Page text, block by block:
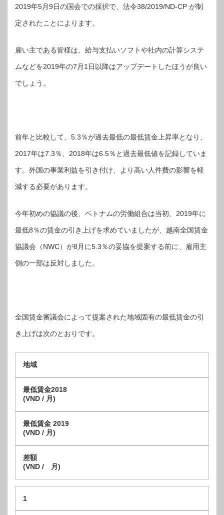
2019年5月9日の国会での採択で、法令38/2019/ND-CP が制
定されたことによります。
雇い主である皆様は、給与支払いソフトや社内の計算システ
ムなどを2019年の7月1日以降はアップデートしたほうが良い
でしょう。
前年と比較して、5.3％が過去最低の最低賃金上昇率となり、
2017年は7.3％、2018年は6.5％と過去最低値を記録していま
す。外国の事業利益を引き付け、より高い人件費の影響を軽
減する必要があります。
今年初めの協議の後、ベトナムの労働組合は当初、2019年に
最低8％の賃金の引き上げを求めていましたが、越南全国賃金
協議会（NWC）が8月に5.3％の妥協を提案する前に、雇用主
側の一部は反対しました。
全国賃金審議会によって提案された地域固有の最低賃金の引
き上げは次のとおりです。
地域
最低賃金2018
(VND / 月)
最低賃金 2019
(VND / 月)
差額
(VND / 月)
1